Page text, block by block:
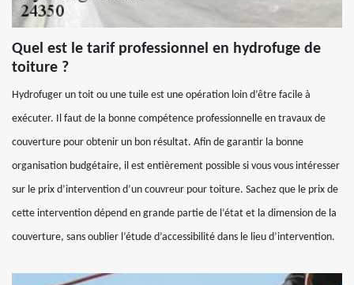
Quel est le tarif professionnel en hydrofuge de
toiture ?
Hydrofuger un toit ou une tuile est une opération loin d’être facile à
exécuter. Il faut de la bonne compétence professionnelle en travaux de
couverture pour obtenir un bon résultat. Afin de garantir la bonne
organisation budgétaire, il est entièrement possible si vous vous intéresser
sur le prix d’intervention d’un couvreur pour toiture. Sachez que le prix de
cette intervention dépend en grande partie de l’état et la dimension de la
couverture, sans oublier l’étude d’accessibilité dans le lieu d’intervention.